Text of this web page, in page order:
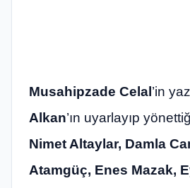
Musahipzade Celal ’in
Alkan’ın uyarlayıp
Nimet Altaylar, Damla
Atamgüç, Enes Mazak,